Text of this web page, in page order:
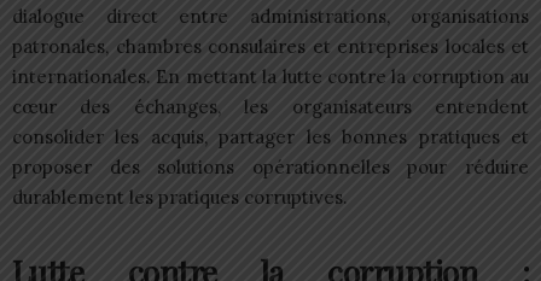
dialogue direct entre administrations, organisations
patronales, chambres consulaires et entreprises locales et
internationales. En mettant la lutte contre la corruption au
cœur des échanges, les organisateurs entendent
consolider les acquis, partager les bonnes pratiques et
proposer des solutions opérationnelles pour réduire
durablement les pratiques corruptives.​
Lutte contre la corruption :